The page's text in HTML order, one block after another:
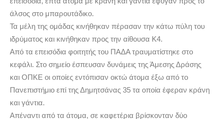
άλσος στο μπαρουτάδικο.
Τα μέλη της ομάδας κινήθηκαν πέρασαν την κάτω πύλη του
ιδρύματος και κινήθηκαν προς την αίθουσα Κ4.
Από τα επεισόδια φοιτητής του ΠΑΔΑ τραυματίστηκε στο
κεφάλι. Στο σημείο έσπευσαν δυνάμεις της Άμεσης Δράσης
και ΟΠΚΕ οι οποίες εντόπισαν οκτώ άτομα έξω από το
Πανεπιστήμιο επί της Δημητσάνας 35 τα οποία έφεραν κράνη
και γάντια.
Απέναντι από τα άτομα, σε καφετέρια βρίσκονταν δύο